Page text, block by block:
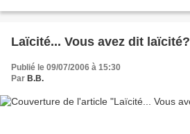
Laïcité... Vous avez dit laïcité?
Publié le 09/07/2006 à 15:30
Par B.B.